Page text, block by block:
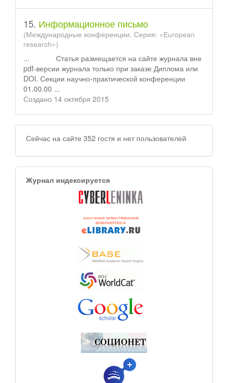
15. Информационное письмо
(Международные конференции. Серия: «European
research»)
... Статья размещается на сайте журнала вне
pdf-версии журнала только при заказе Диплома или
DOI. Секции научно-практической конференции
01.00.00 ...
Создано 14 октября 2015
Сейчас на сайте 352 гостя и нет пользователей
Журнал индексируется